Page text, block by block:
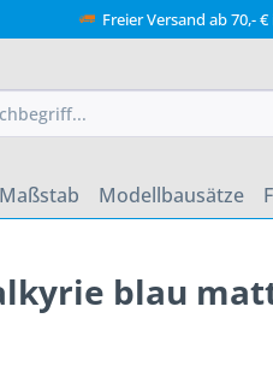
Freier Versand ab 70,-
Maßstab Modellbausätze
blau